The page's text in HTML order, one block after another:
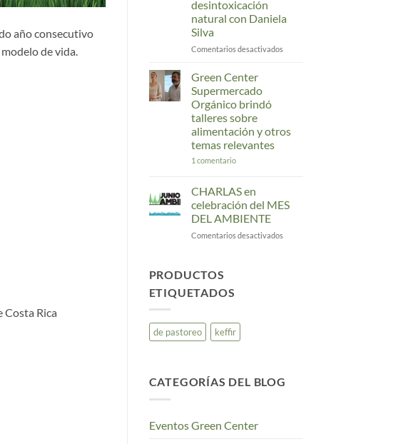
año consecutivo
de vida.
Costa Rica
del
desintoxicación
natural con Daniela
Silva
Comentarios desactivadosen
para
Silva
Green Center
Supermercado
Orgánico brindó
talleres sobre
alimentación y otros
temas relevantes
1 comentarioen
Supermercado
Orgánico
brindó
talleres
sobre
alimentación
CHARLAS en
celebración del MES
DEL AMBIENTE
Comentarios desactivadosen
PRODUCTOS
ETIQUETADOS
de pastoreo keffir
CATEGORÍAS DEL BLOG
Eventos Green Center